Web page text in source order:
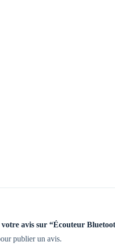
avis sur “Écouteur
publier un avis.